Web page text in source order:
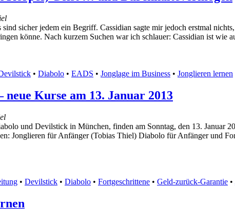
sicher jedem ein Begriff. Cassidian sagte mir jedoch erstmal
könne. Nach kurzem Suchen war ich schlauer: Cassidian ist
• Diabolo • EADS • Jonglage im Business • Jonglieren lernen
Kurse am 13. Januar 2013
und Devilstick in München, finden am Sonntag, den 13. Januar
Jonglieren für Anfänger (Tobias Thiel) Diabolo für Anfänger und
• Devilstick • Diabolo • Fortgeschrittene • Geld-zurück-Garantie •